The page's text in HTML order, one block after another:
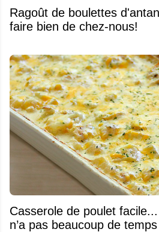
Ragoût de boulettes
faire bien de chez-nous!
Casserole de poulet
n’a pas beaucoup de temps